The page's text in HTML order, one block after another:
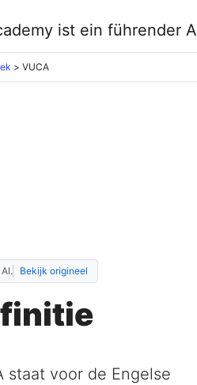
VUCA
Bekijk origineel
staat voor de Engelse